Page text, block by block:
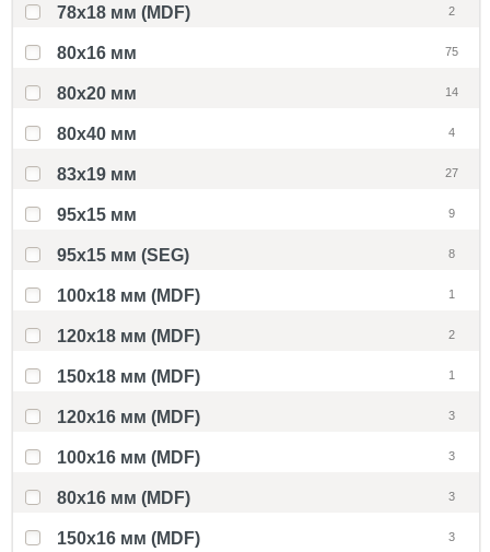
78x18 мм (MDF) 2
80x16 мм 75
80x20 мм 14
80x40 мм 4
83x19 мм 27
95x15 мм 9
95x15 мм (SEG) 8
100x18 мм (MDF) 1
120x18 мм (MDF) 2
150x18 мм (MDF) 1
120x16 мм (MDF) 3
100x16 мм (MDF) 3
80x16 мм (MDF) 3
150x16 мм (MDF) 3